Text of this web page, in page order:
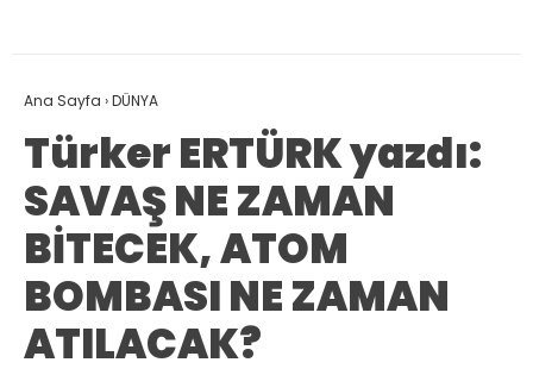
Ana Sayfa ›DÜNYA
Türker ERTÜRK yazdı:
SAVAŞ NE ZAMAN
BİTECEK, ATOM
BOMBASI NE ZAMAN
ATILACAK?